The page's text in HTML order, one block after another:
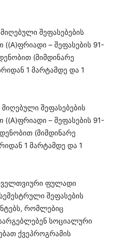
შეფასებების
– შეფასების 91-
(მიმდინარე
1 მარტამდე და 1
შეფასებების
– შეფასების 91-
(მიმდინარე
1 მარტამდე და 1
ფულადი
შეფასების
რომლებიც
სოციალური
ქვეპროგრამის